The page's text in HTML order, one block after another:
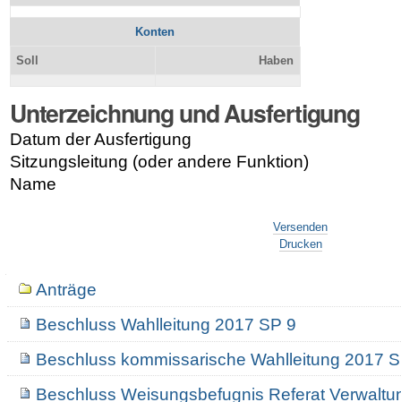
Konten
Soll Haben
Unterzeichnung und Ausfertigung
Datum der Ausfertigung
Sitzungsleitung (oder andere Funktion)
Name
Versenden
Drucken
NavigationAnträge
Beschluss Wahlleitung 2017 SP 9
Beschluss kommissarische Wahlleitung 2017
Beschluss Weisungsbefugnis Referat